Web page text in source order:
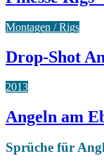
Montagen / Rigs
Drop-Shot
2013
Angeln am
Sprüche für